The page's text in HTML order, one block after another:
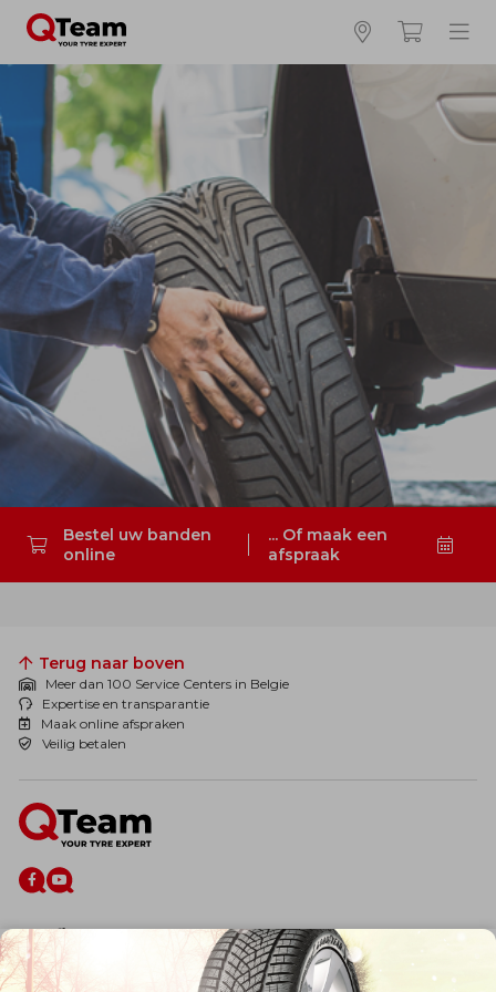
Bestel uw banden
online
... Of maak een
afspraak
Kies en bestel uw banden online
Waar vind ik mijn bandenmaat?
Zomerbanden
4 seizoenen
Winterbanden
Breedte *
Hoogte *
Inch *
Terug naar boven
Meer dan 100 Service Centers in Belgie
Expertise en transparantie
Maak online afspraken
Veilig betalen
De firma
Wie zijn wij?
Blog